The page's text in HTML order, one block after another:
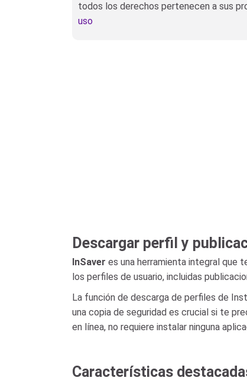
todos los derechos pertenecen a sus
uso
Descargar perfil y
InSaver es una herramienta integral que
los perfiles de usuario, incluidas
La función de descarga de perfiles de
una copia de seguridad es crucial si te
en línea, no requiere instalar ninguna
Características